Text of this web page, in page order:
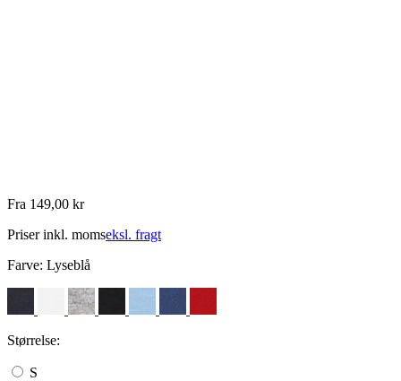
Fra 149,00 kr
Priser inkl. momseksl. fragt
Farve: Lyseblå
Størrelse:
S